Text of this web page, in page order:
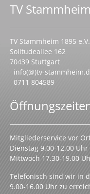
TV
TV Stammheim 1895 e.V.
Solitudeallee 162
70439 Stuttgart
info(@)tv-
0711 804589
Mitgliederservice vor
Dienstag 9.00-12.00
Mittwoch 17.30-19.00
Telefonisch sind wir in
9.00-16.00 Uhr zu